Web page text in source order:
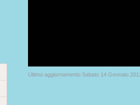
Ultimo aggiornamento Sabato 14 Gennaio